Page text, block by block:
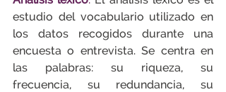
estudio del vocabulario utilizado en
los datos recogidos durante una
encuesta o entrevista. Se centra en
las palabras: su riqueza, su
frecuencia, su redundancia, su